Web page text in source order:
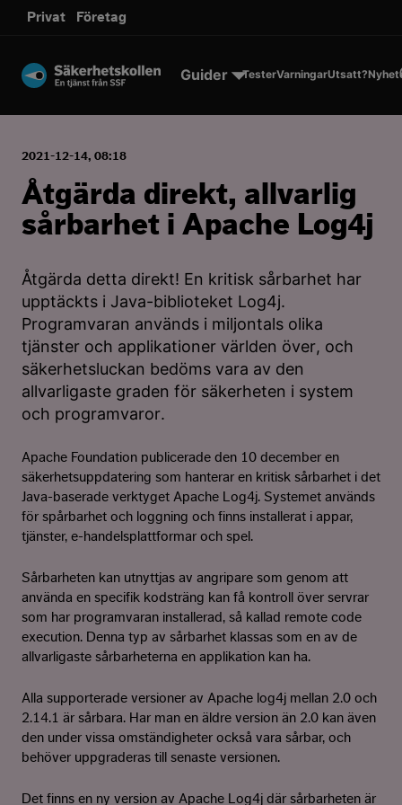
sms.
Privat Företag
Guider TesterVarningarUtsatt?
2021-12-14, 08:18
Åtgärda direkt, allvarlig
sårbarhet i Apache Log4j
Åtgärda detta direkt! En kritisk sårbarhet har
upptäckts i Java-biblioteket Log4j.
Programvaran används i miljontals olika
tjänster och applikationer världen över, och
säkerhetsluckan bedöms vara av den
allvarligaste graden för säkerheten i system
och programvaror.
Apache Foundation publicerade den 10 december en
säkerhetsuppdatering som hanterar en kritisk sårbarhet i det
Java-baserade verktyget Apache Log4j. Systemet används
för spårbarhet och loggning och finns installerat i appar,
tjänster, e-handelsplattformar och spel.
Sårbarheten kan utnyttjas av angripare som genom att
använda en specifik kodsträng kan få kontroll över servrar
som har programvaran installerad, så kallad remote code
execution. Denna typ av sårbarhet klassas som en av de
allvarligaste sårbarheterna en applikation kan ha.
Alla supporterade versioner av Apache log4j mellan 2.0 och
2.14.1 är sårbara. Har man en äldre version än 2.0 kan även
den under vissa omständigheter också vara sårbar, och
behöver uppgraderas till senaste versionen.
Det finns en ny version av Apache Log4j där sårbarheten är